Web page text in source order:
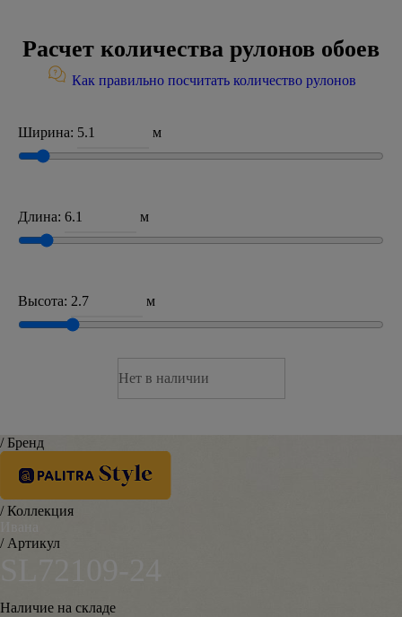
Расчет количества рулонов обоев
Как правильно посчитать количество рулонов
Ширина: м
Длина: м
Высота: м
Нет в наличии
/ Бренд
/ Коллекция
/ Артикул
Наличие на складе